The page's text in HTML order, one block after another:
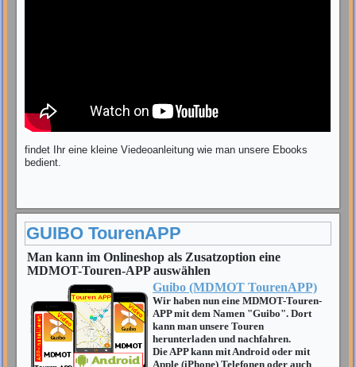
findet Ihr eine kleine Viedeoanleitung wie man unsere Ebooks
bedient.
GUIBO TourenAPP
Man kann im Onlineshop als Zusatzoption eine
MDMOT-Touren-APP auswählen
Guibo (MDMOT TourenAPP)
Wir haben nun eine MDMOT-Touren-
APP mit dem Namen "Guibo". Dort
kann man unsere Touren
herunterladen und nachfahren.
Die APP kann mit Android oder mit
Apple (iPhone) Telefonen oder auch